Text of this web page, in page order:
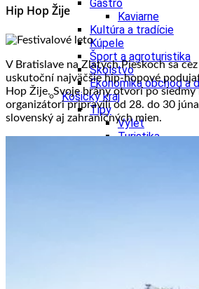
Gastro
Kaviarne
Kultúra a tradície
Kúpele
Šport a agroturistika
Školstvo
Ekonomika obchod a
Košický kraj
Tipy
Výlet
Turistika
Hip Hop Žije
V Bratislave na Zlatých Pieskoch sa
uskutoční najväčšie hip-hopové
Hop Žije. Svoje brány otvorí po siedmy
organizátori pripravili od 28. do 30
slovenský aj zahraničných mien.